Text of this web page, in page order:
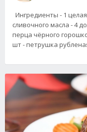
Ингредиенты - 1
сливочного масла - 4
перца чёрного
шт - петрушка